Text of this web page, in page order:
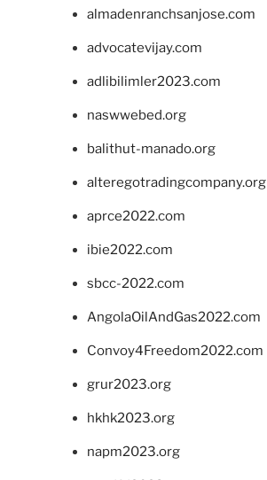
almadenranchsanjose.com
advocatevijay.com
adlibilimler2023.com
naswwebed.org
balithut-manado.org
alteregotradingcompany.org
aprce2022.com
ibie2022.com
sbcc-2022.com
AngolaOilAndGas2022.com
Convoy4Freedom2022.com
grur2023.org
hkhk2023.org
napm2023.org